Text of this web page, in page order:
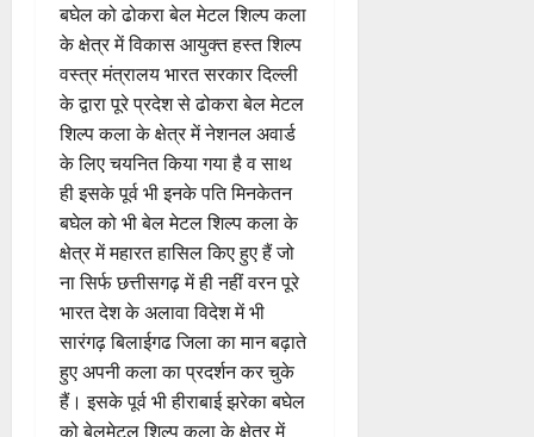
बघेल को ढोकरा बेल मेटल शिल्प कला
के क्षेत्र में विकास आयुक्त हस्त शिल्प
वस्त्र मंत्रालय भारत सरकार दिल्ली
के द्वारा पूरे प्रदेश से ढोकरा बेल मेटल
शिल्प कला के क्षेत्र में नेशनल अवार्ड
के लिए चयनित किया गया है व साथ
ही इसके पूर्व भी इनके पति मिनकेतन
बघेल को भी बेल मेटल शिल्प कला के
क्षेत्र में महारत हासिल किए हुए हैं जो
ना सिर्फ छत्तीसगढ़ में ही नहीं वरन पूरे
भारत देश के अलावा विदेश में भी
सारंगढ़ बिलाईगढ जिला का मान बढ़ाते
हुए अपनी कला का प्रदर्शन कर चुके
हैं। इसके पूर्व भी हीराबाई झरेका बघेल
को बेलमेटल शिल्प कला के क्षेत्र में